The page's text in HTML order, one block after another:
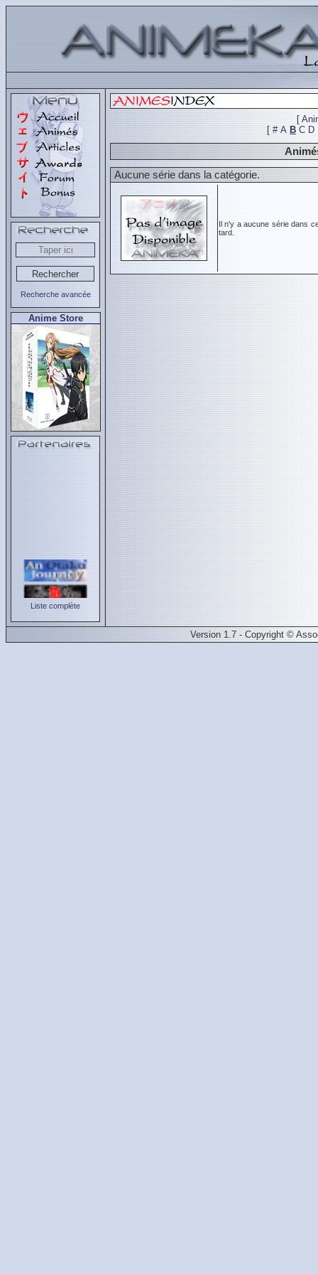
Recherche avancée
Anime Store
Liste complète
[
[ # A B C D
Aucune série dans la catégorie.
Il n'y a aucune série dans
tard.
Version 1.7 - Copyright ©